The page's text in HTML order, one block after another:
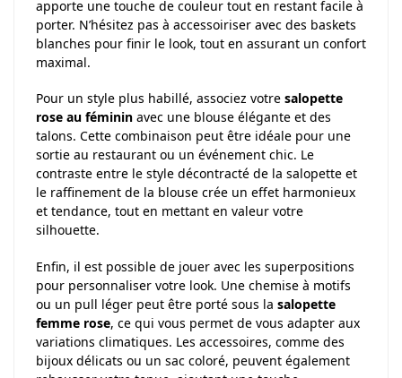
apporte une touche de couleur tout en restant facile à
porter. N’hésitez pas à accessoiriser avec des baskets
blanches pour finir le look, tout en assurant un confort
maximal.
Pour un style plus habillé, associez votre salopette
rose au féminin avec une blouse élégante et des
talons. Cette combinaison peut être idéale pour une
sortie au restaurant ou un événement chic. Le
contraste entre le style décontracté de la salopette et
le raffinement de la blouse crée un effet harmonieux
et tendance, tout en mettant en valeur votre
silhouette.
Enfin, il est possible de jouer avec les superpositions
pour personnaliser votre look. Une chemise à motifs
ou un pull léger peut être porté sous la salopette
femme rose, ce qui vous permet de vous adapter aux
variations climatiques. Les accessoires, comme des
bijoux délicats ou un sac coloré, peuvent également